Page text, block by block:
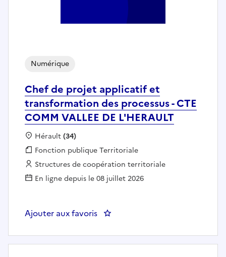
Chef de projet applicatif et
transformation des processus - CTE
COMM VALLEE DE L'HERAULT
Numérique
Localisation :
Hérault(34)
Fonction publique :
Fonction publique Territoriale
Employeur :
Structures de coopération territoriale
En ligne depuis le 08 juillet 2026
Ajouter aux favoris : Chef de projet applicatif et